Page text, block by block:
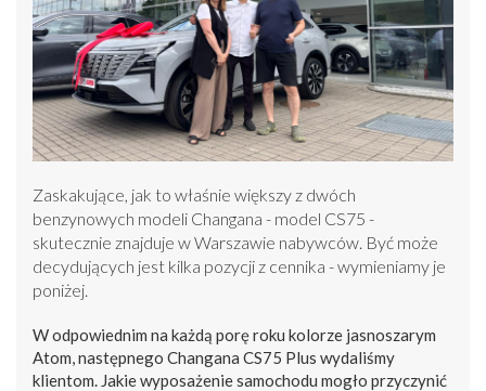
Zaskakujące, jak to właśnie większy z dwóch
benzynowych modeli Changana - model CS75 -
skutecznie znajduje w Warszawie nabywców. Być może
decydujących jest kilka pozycji z cennika - wymieniamy je
poniżej.
W odpowiednim na każdą porę roku kolorze jasnoszarym
Atom, następnego Changana CS75 Plus wydaliśmy
klientom. Jakie wyposażenie samochodu mogło przyczynić